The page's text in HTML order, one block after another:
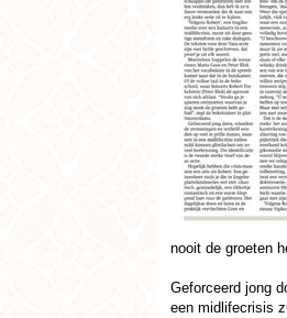
nooit de groeten
Geforceerd jong
een midlifecrisis